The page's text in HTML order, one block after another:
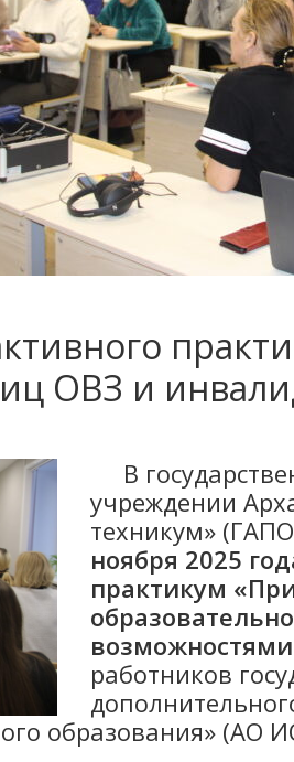
ОВЗ и
В
учреждении
техникум»
ноября 2025
практикум
работников
образования» (АО